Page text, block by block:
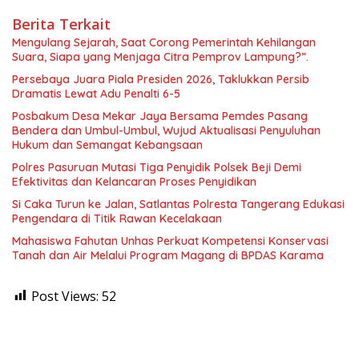
Berita Terkait
Mengulang Sejarah, Saat Corong Pemerintah Kehilangan
Suara, Siapa yang Menjaga Citra Pemprov Lampung?”.
Persebaya Juara Piala Presiden 2026, Taklukkan Persib
Dramatis Lewat Adu Penalti 6-5
Posbakum Desa Mekar Jaya Bersama Pemdes Pasang
Bendera dan Umbul-Umbul, Wujud Aktualisasi Penyuluhan
Hukum dan Semangat Kebangsaan
Polres Pasuruan Mutasi Tiga Penyidik Polsek Beji Demi
Efektivitas dan Kelancaran Proses Penyidikan
Si Caka Turun ke Jalan, Satlantas Polresta Tangerang Edukasi
Pengendara di Titik Rawan Kecelakaan
Mahasiswa Fahutan Unhas Perkuat Kompetensi Konservasi
Tanah dan Air Melalui Program Magang di BPDAS Karama
Post Views: 52